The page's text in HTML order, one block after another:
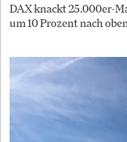
DAX knackt 25.000er-
um 10 Prozent nach